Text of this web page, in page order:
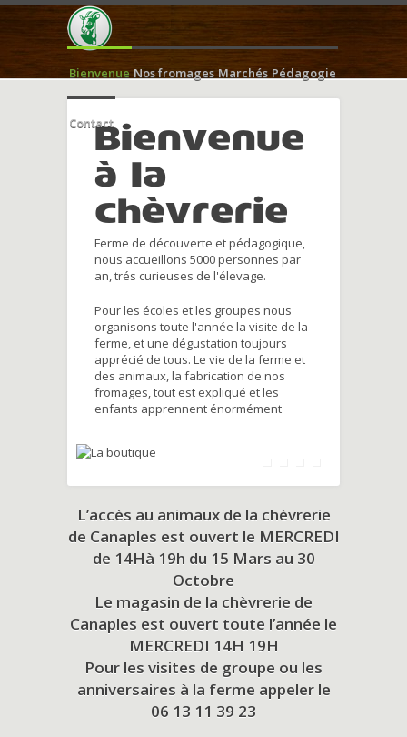
Bienvenue Nos fromages Marchés Pédagogie
ContactBienvenue
à la
chèvrerie
Ferme de découverte et pédagogique,
nous accueillons 5000 personnes par
an, trés curieuses de l'élevage.
Pour les écoles et les groupes nous
organisons toute l'année la visite de la
ferme, et une dégustation toujours
apprécié de tous. Le vie de la ferme et
des animaux, la fabrication de nos
fromages, tout est expliqué et les
enfants apprennent énormément
L’accès au animaux de la chèvrerie
de Canaples est ouvert le MERCREDI
de 14Hà 19h du 15 Mars au 30
Octobre
Le magasin de la chèvrerie de
Canaples est ouvert toute l’année le
MERCREDI 14H 19H
Pour les visites de groupe ou les
anniversaires à la ferme appeler le
06 13 11 39 23